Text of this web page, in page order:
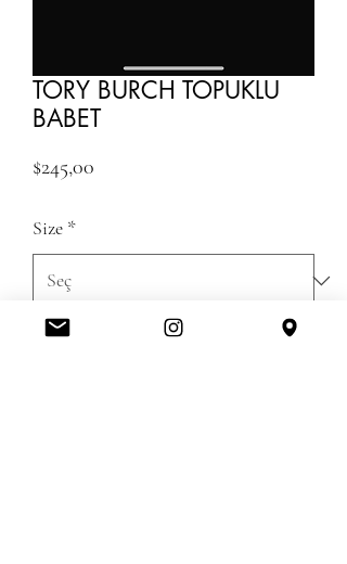
TORY BURCH TOPUKLU
BABET
$245,00
Size *
Adet *